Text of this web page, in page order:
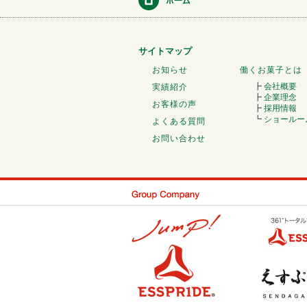
サイトマップ
お知らせ
実績紹介
お客様の声
よくある質問
お問い合わせ
働くお菓子とは
┣ 会社概要
┣ 企業理念
┣ 採用情報
┗ ショール